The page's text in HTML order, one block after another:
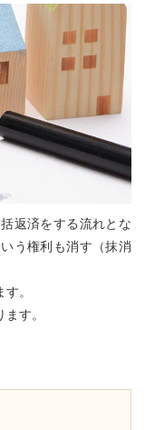
返済をする流れとな
う権利も消す（抹消
。
す。